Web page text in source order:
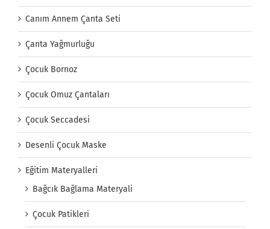
Canım Annem Çanta Seti
Çanta Yağmurluğu
Çocuk Bornoz
Çocuk Omuz Çantaları
Çocuk Seccadesi
Desenli Çocuk Maske
Eğitim Materyalleri
Bağcık Bağlama Materyali
Çocuk Patikleri